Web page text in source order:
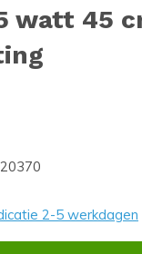
watt 45
2-5 werkdagen